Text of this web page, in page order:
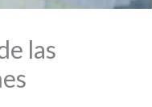
las